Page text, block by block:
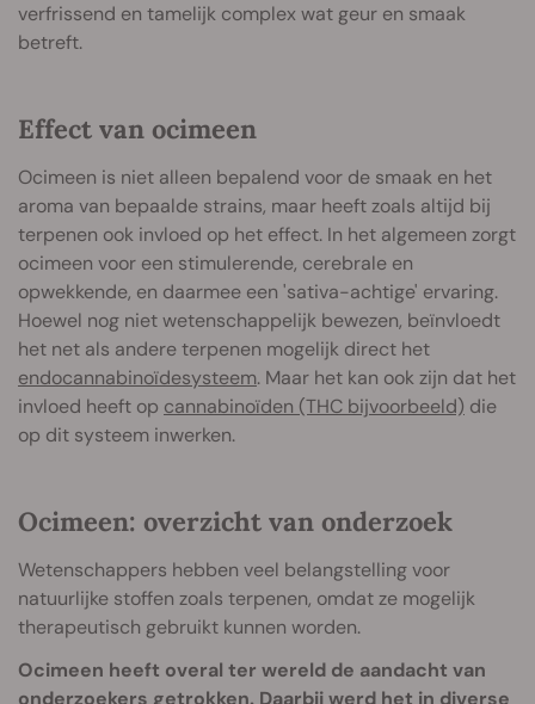
verfrissend en tamelijk complex wat geur en smaak
betreft.
Effect van ocimeen
Ocimeen is niet alleen bepalend voor de smaak en het
aroma van bepaalde strains, maar heeft zoals altijd bij
terpenen ook invloed op het effect. In het algemeen zorgt
ocimeen voor een stimulerende, cerebrale en
opwekkende, en daarmee een 'sativa-achtige' ervaring.
Hoewel nog niet wetenschappelijk bewezen, beïnvloedt
het net als andere terpenen mogelijk direct het
endocannabinoïdesysteem. Maar het kan ook zijn dat het
invloed heeft op cannabinoïden (THC bijvoorbeeld) die
op dit systeem inwerken.
Ocimeen: overzicht van onderzoek
Wetenschappers hebben veel belangstelling voor
natuurlijke stoffen zoals terpenen, omdat ze mogelijk
therapeutisch gebruikt kunnen worden.
Ocimeen heeft overal ter wereld de aandacht van
onderzoekers getrokken. Daarbij werd het in diverse